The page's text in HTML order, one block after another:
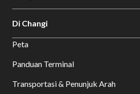
Di Changi
Peta
Panduan Terminal
Transportasi & Penunjuk Arah